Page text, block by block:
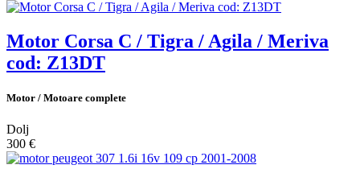
Motor Corsa C / Tigra / Agila / Meriva
cod: Z13DT
Motor / Motoare complete
Dolj
300 €